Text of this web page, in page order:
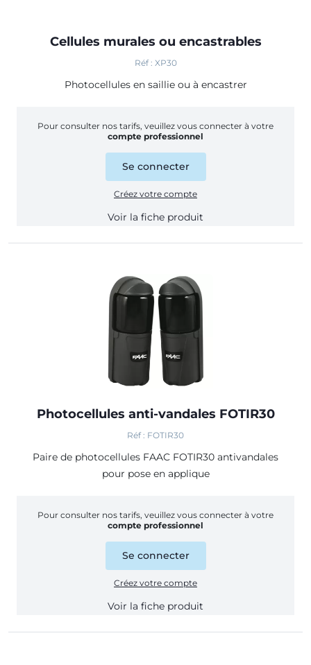
Cellules murales ou encastrables
Réf : XP30
Photocellules en saillie ou à encastrer
Pour consulter nos tarifs, veuillez vous connecter à votre
compte professionnel
Se connecter
Créez votre compte
Voir la fiche produit
Photocellules anti-vandales FOTIR30
Réf : FOTIR30
Paire de photocellules FAAC FOTIR30 antivandales
pour pose en applique
Pour consulter nos tarifs, veuillez vous connecter à votre
compte professionnel
Se connecter
Créez votre compte
Voir la fiche produit